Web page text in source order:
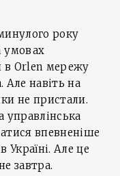
року
умовах
в Orlen мережу
Але навіть на
не пристали.
впевненіше
Україні. Але це
завтра.